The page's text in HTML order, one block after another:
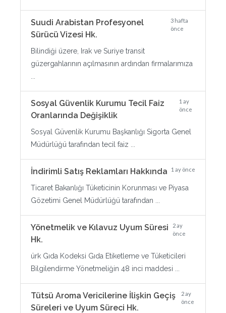
Suudi Arabistan Profesyonel
Sürücü Vizesi Hk.
3 hafta
önce
Bilindiği üzere, Irak ve Suriye transit
güzergahlarının açılmasının ardından firmalarımıza
Sosyal Güvenlik Kurumu Tecil Faiz
Oranlarında Değişiklik
1 ay
önce
Sosyal Güvenlik Kurumu Başkanlığı Sigorta Genel
Müdürlüğü tarafından tecil faiz ...
İndirimli Satış Reklamları Hakkında 1 ay önce
Ticaret Bakanlığı Tüketicinin Korunması ve Piyasa
Gözetimi Genel Müdürlüğü tarafından ...
Yönetmelik ve Kılavuz Uyum Süresi
Hk.
2 ay
önce
ürk Gıda Kodeksi Gıda Etiketleme ve Tüketicileri
Bilgilendirme Yönetmeliğin 48 inci maddesi ...
Tütsü Aroma Vericilerine İlişkin Geçiş
Süreleri ve Uyum Süreci Hk.
2 ay
önce